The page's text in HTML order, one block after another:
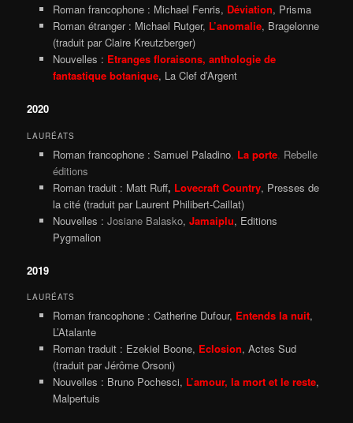
Roman francophone : Michael Fenris, Déviation, Prisma
Roman étranger : Michael Rutger, L’anomalie, Bragelonne
(traduit par Claire Kreutzberger)
Nouvelles : Etranges floraisons, anthologie de
fantastique botanique, La Clef d’Argent
2020
LAURÉATS
Roman francophone : Samuel Paladino, La porte, Rebelle
éditions
Roman traduit : Matt Ruff, Lovecraft Country, Presses de
la cité (traduit par Laurent Philibert-Caillat)
Nouvelles : Josiane Balasko, Jamaiplu, Editions
Pygmalion
2019
LAURÉATS
Roman francophone : Catherine Dufour, Entends la nuit,
L’Atalante
Roman traduit : Ezekiel Boone, Eclosion, Actes Sud
(traduit par Jérôme Orsoni)
Nouvelles : Bruno Pochesci, L’amour, la mort et le reste,
Malpertuis